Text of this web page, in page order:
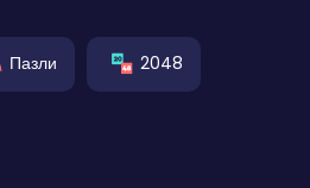
Пазли 2048